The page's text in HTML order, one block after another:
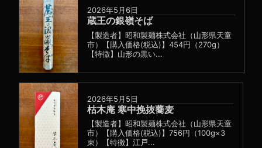
2026年5月6日
蔵王の銀嶺そば
【製造者】昭和製麺株式会社（山形県天童
市）【購入価格(税込)】454円（270g）
【特徴】山形の黒い...
2026年5月5日
枯木庵 寒中挽抜蕎麦
【製造者】昭和製麺株式会社（山形県天童
市）【購入価格(税込)】756円（100g×3
束）【特徴】江戸...